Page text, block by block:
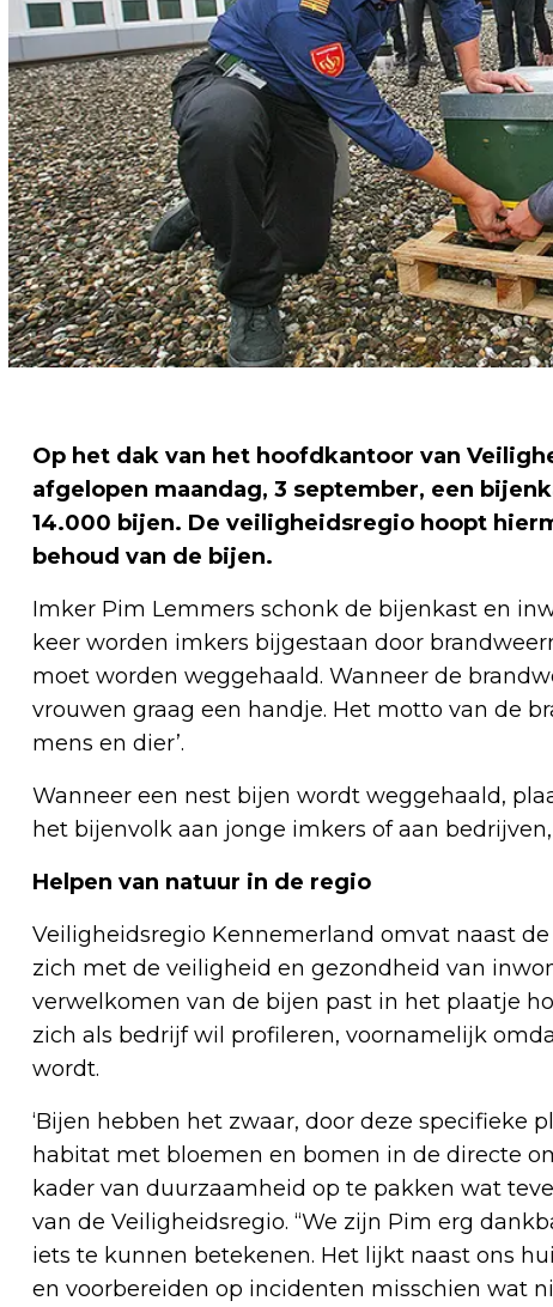
Op het dak van het hoofdkantoor van
afgelopen maandag, 3 september, een
14.000 bijen. De veiligheidsregio hoopt
behoud van de bijen.
Imker Pim Lemmers schonk de bijenkast en
keer worden imkers bijgestaan door
moet worden weggehaald. Wanneer de
vrouwen graag een handje. Het motto van de
mens en dier’.
Wanneer een nest bijen wordt weggehaald,
het bijenvolk aan jonge imkers of aan
Helpen van natuur in de regio
Veiligheidsregio Kennemerland omvat naast
zich met de veiligheid en gezondheid van
verwelkomen van de bijen past in het plaatje
zich als bedrijf wil profileren, voornamelijk
wordt.
‘Bijen hebben het zwaar, door deze specifieke
habitat met bloemen en bomen in de directe
kader van duurzaamheid op te pakken wat
van de Veiligheidsregio. “We zijn Pim erg
iets te kunnen betekenen. Het lijkt naast ons
en voorbereiden op incidenten misschien wat